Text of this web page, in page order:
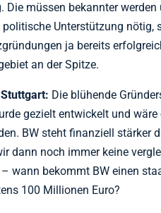
Die müssen bekannter
Unterstützung nötig,
ja bereits
an der Spitze.
Die blühende
gezielt entwickelt und
BW steht finanziell stärker
dann noch immer keine
– wann bekommt BW einen
100 Millionen Euro?